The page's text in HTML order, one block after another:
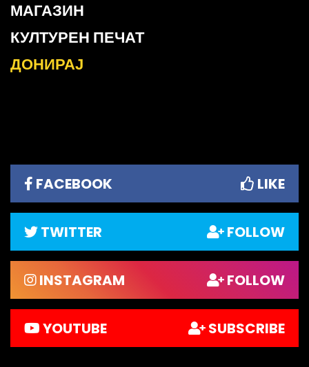
МАГАЗИН
КУЛТУРЕН ПЕЧАТ
ДОНИРАЈ
FACEBOOK LIKE
TWITTER FOLLOW
INSTAGRAM FOLLOW
YOUTUBE SUBSCRIBE